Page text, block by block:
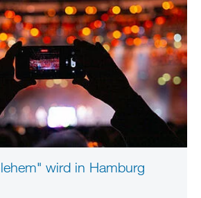
wird in Hamburg